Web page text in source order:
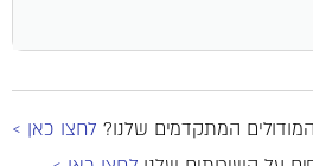
המתקדמים שלנו? לחצו כאן >